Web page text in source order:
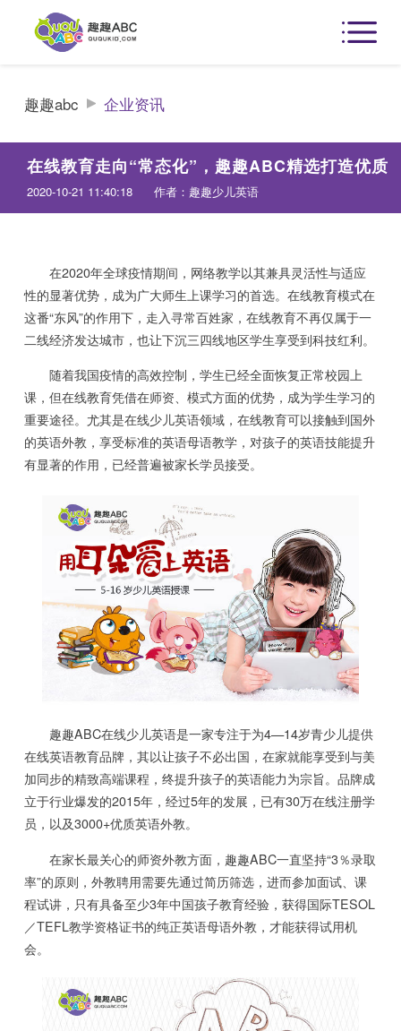
趣趣abc 企业资讯
在线教育走向“常态化”，趣趣ABC精选打造优质
2020-10-21 11:40:18 作者：趣趣少儿英语
在2020年全球疫情期间，网络教学以其兼具灵活性与适应
性的显著优势，成为广大师生上课学习的首选。在线教育模式在
这番“东风”的作用下，走入寻常百姓家，在线教育不再仅属于一
二线经济发达城市，也让下沉三四线地区学生享受到科技红利。
随着我国疫情的高效控制，学生已经全面恢复正常校园上
课，但在线教育凭借在师资、模式方面的优势，成为学生学习的
重要途径。尤其是在线少儿英语领域，在线教育可以接触到国外
的英语外教，享受标准的英语母语教学，对孩子的英语技能提升
有显著的作用，已经普遍被家长学员接受。
趣趣ABC在线少儿英语是一家专注于为4—14岁青少儿提供
在线英语教育品牌，其以让孩子不必出国，在家就能享受到与美
加同步的精致高端课程，终提升孩子的英语能力为宗旨。品牌成
立于行业爆发的2015年，经过5年的发展，已有30万在线注册学
员，以及3000+优质英语外教。
在家长最关心的师资外教方面，趣趣ABC一直坚持“3％录取
率”的原则，外教聘用需要先通过简历筛选，进而参加面试、课
程试讲，只有具备至少3年中国孩子教育经验，获得国际TESOL
／TEFL教学资格证书的纯正英语母语外教，才能获得试用机
会。